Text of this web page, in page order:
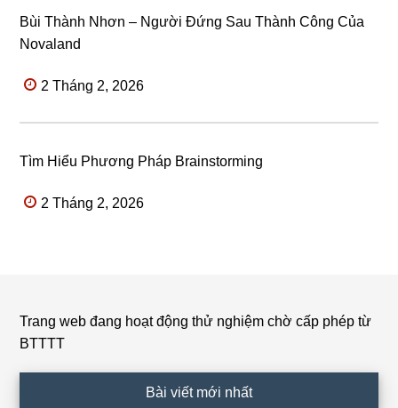
Bùi Thành Nhơn – Người Đứng Sau Thành Công Của
Novaland
2 Tháng 2, 2026
Tìm Hiểu Phương Pháp Brainstorming
2 Tháng 2, 2026
Footer
Trang web đang hoạt động thử nghiệm chờ cấp phép từ
BTTTT
Bài viết mới nhất